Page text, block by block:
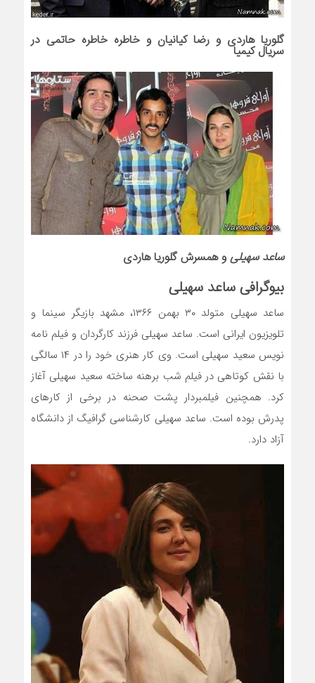
گلوریا هاردی و رضا کیانیان و خاطره خاطره حاتمی در
سریال کیمیا
ساعد سهیلیو همسرش گلوریا هاردی
بیوگرافی ساعد سهیلی
ساعد سهیلی متولد ۳۰ بهمن ۱۳۶۶، مشهد بازیگر سینما و
تلویزیون ایرانی است. ساعد سهیلی فرزند کارگردان و فیلم نامه
نویس سعید سهیلی است. وی کار هنری خود را در ۱۴ سالگی
با نقش کوتاهی در فیلم شب برهنه ساخته سعید سهیلی آغاز
کرد. همچنین فیلمبردار پشت صحنه در برخی از کارهای
پدرش بوده است. ساعد سهیلی کارشناسی گرافیگ از دانشگاه
آزاد دارد.